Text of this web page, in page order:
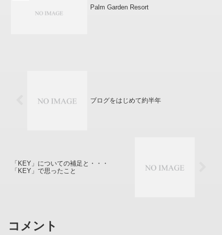
Palm Garden Resort
ブログをはじめて約半年
「KEY」についての補足と・・・
「KEY」で思ったこと
コメント